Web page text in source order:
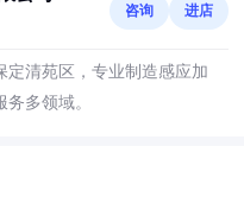
咨询 进店
定清苑区，专业制造感应加
多领域。